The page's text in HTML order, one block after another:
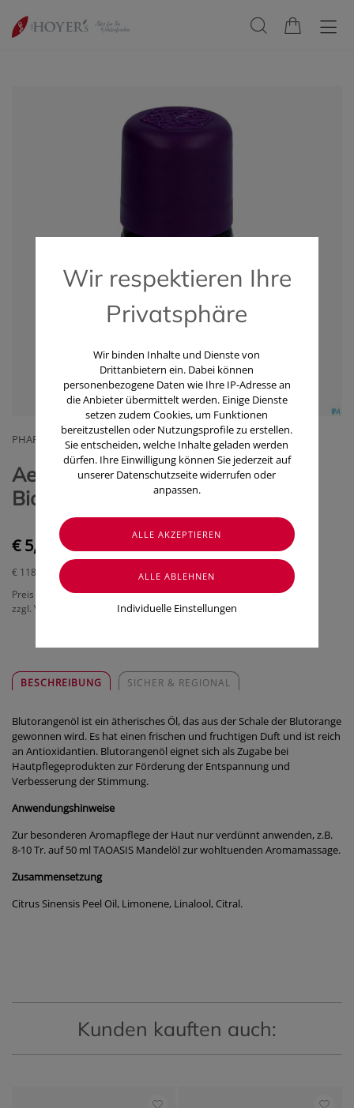
PHARMAG LACHMAIR GMBH
Aetherische Oele Taoasis
Bio/demeter Blutorange 5ml
€ 5,90
€ 118,00
/ 100 ml
Preis inkl. MwSt.
zzgl. Versandkosten
BESCHREIBUNG SICHER & REGIONAL
Blutorangenöl ist ein ätherisches Öl, das aus der Schale der Blutorange
gewonnen wird. Es hat einen frischen und fruchtigen Duft und ist reich
an Antioxidantien. Blutorangenöl eignet sich als Zugabe bei
Hautpflegeprodukten zur Förderung der Entspannung und
Verbesserung der Stimmung.
Anwendungshinweise
Zur besonderen Aromapflege der Haut nur verdünnt anwenden, z.B.
8-10 Tr. auf 50 ml TAOASIS Mandelöl zur wohltuenden Aromamassage.
Zusammensetzung
Citrus Sinensis Peel Oil, Limonene, Linalool, Citral.
Kunden kauften auch:
Wir respektieren Ihre
Privatsphäre
Wir binden Inhalte und Dienste von
Drittanbietern ein. Dabei können
personenbezogene Daten wie Ihre IP-Adresse an
die Anbieter übermittelt werden. Einige Dienste
setzen zudem Cookies, um Funktionen
bereitzustellen oder Nutzungsprofile zu erstellen.
Sie entscheiden, welche Inhalte geladen werden
dürfen. Ihre Einwilligung können Sie jederzeit auf
unserer Datenschutzseite widerrufen oder
anpassen.
Individuelle Einstellungen